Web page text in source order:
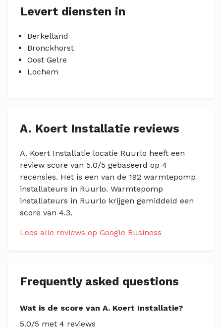
Levert diensten in
Berkelland
Bronckhorst
Oost Gelre
Lochem
A. Koert Installatie reviews
A. Koert Installatie locatie Ruurlo heeft een
review score van 5.0/5 gebaseerd op 4
recensies. Het is een van de 192 warmtepomp
installateurs in Ruurlo. Warmtepomp
installateurs in Ruurlo krijgen gemiddeld een
score van 4.3.
Lees alle reviews op Google Business
Frequently asked questions
Wat is de score van A. Koert Installatie?
5.0/5 met 4 reviews